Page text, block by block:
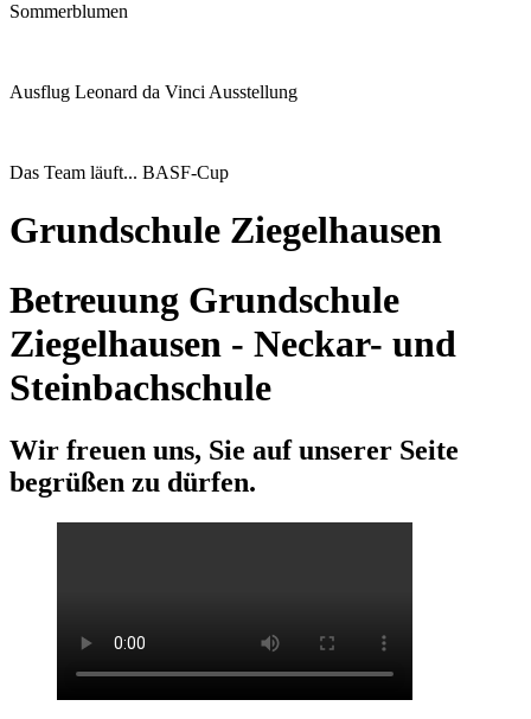
Sommerblumen
Ausflug Leonard da Vinci Ausstellung
Das Team läuft... BASF-Cup
Grundschule Ziegelhausen
Betreuung Grundschule
Ziegelhausen - Neckar- und
Steinbachschule
Wir freuen uns, Sie auf unserer Seite
begrüßen zu dürfen.